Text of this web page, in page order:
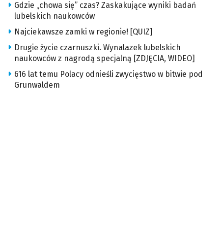
Gdzie „chowa się” czas? Zaskakujące wyniki badań
lubelskich naukowców
Najciekawsze zamki w regionie! [QUIZ]
Drugie życie czarnuszki. Wynalazek lubelskich
naukowców z nagrodą specjalną [ZDJĘCIA, WIDEO]
616 lat temu Polacy odnieśli zwycięstwo w bitwie pod
Grunwaldem